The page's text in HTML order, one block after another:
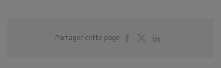
Partager cette page
PartagerPartager